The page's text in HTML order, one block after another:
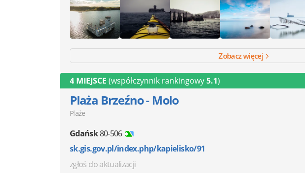
Zobacz więcej
4 MIEJSCE (współczynnik rankingowy5.1)
Plaża Brzeźno - Molo
Plaże
Gdańsk80-506
sk.gis.gov.pl/index.php/kapielisko/91
zgłoś do aktualizacji